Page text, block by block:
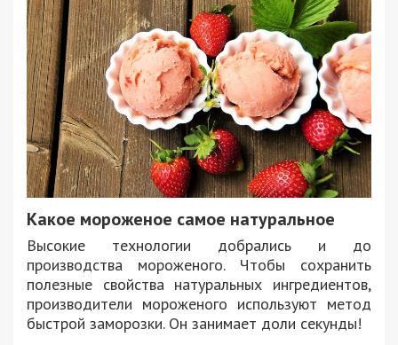
Какое мороженое самое натуральное
Высокие технологии добрались и до
производства мороженого. Чтобы сохранить
полезные свойства натуральных ингредиентов,
производители мороженого используют метод
быстрой заморозки. Он занимает доли секунды!